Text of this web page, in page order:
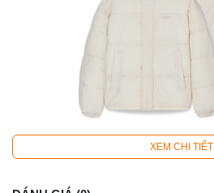
XEM CHI TIẾT